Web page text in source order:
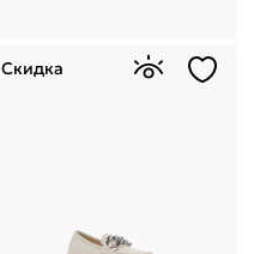
Скидка